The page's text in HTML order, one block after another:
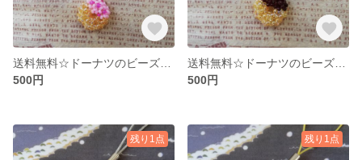
500円
500円
残り1点 残り1点